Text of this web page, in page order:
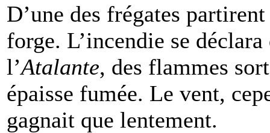
D’une des frégates
forge. L’incendie se
l’Atalante, des flammes
épaisse fumée. Le vent,
gagnait que lentement.